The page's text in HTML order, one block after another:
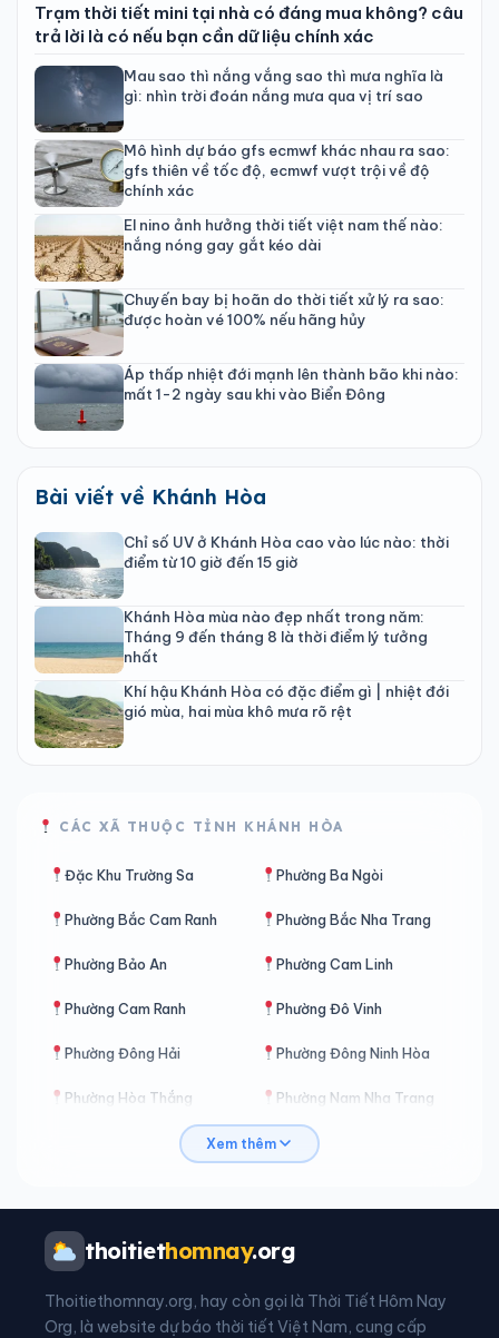
Trạm thời tiết mini tại nhà có đáng mua không? câu
trả lời là có nếu bạn cần dữ liệu chính xác
Mau sao thì nắng vắng sao thì mưa nghĩa là
gì: nhìn trời đoán nắng mưa qua vị trí sao
Mô hình dự báo gfs ecmwf khác nhau ra sao:
gfs thiên về tốc độ, ecmwf vượt trội về độ
chính xác
El nino ảnh hưởng thời tiết việt nam thế nào:
nắng nóng gay gắt kéo dài
Chuyến bay bị hoãn do thời tiết xử lý ra sao:
được hoàn vé 100% nếu hãng hủy
Áp thấp nhiệt đới mạnh lên thành bão khi nào:
mất 1-2 ngày sau khi vào Biển Đông
Bài viết về Khánh Hòa
Chỉ số UV ở Khánh Hòa cao vào lúc nào: thời
điểm từ 10 giờ đến 15 giờ
Khánh Hòa mùa nào đẹp nhất trong năm:
Tháng 9 đến tháng 8 là thời điểm lý tưởng
nhất
Khí hậu Khánh Hòa có đặc điểm gì | nhiệt đới
gió mùa, hai mùa khô mưa rõ rệt
CÁC XÃ THUỘC TỈNH KHÁNH HÒA
Đặc Khu Trường Sa Phường Ba Ngòi
Phường Bắc Cam Ranh Phường Bắc Nha Trang
Phường Bảo An Phường Cam Linh
Phường Cam Ranh Phường Đô Vinh
Phường Đông Hải Phường Đông Ninh Hòa
Phường Hòa Thắng Phường Nam Nha Trang
Phường Nha Trang Phường Ninh Chử
Phường Tây Nha Trang
Xã Bác Ái
Xã Bác Ái Tây Xã Bắc Khánh Vĩnh
Xem thêm
thoitiethomnay.org
Thoitiethomnay.org, hay còn gọi là Thời Tiết Hôm Nay
Org, là website dự báo thời tiết Việt Nam, cung cấp